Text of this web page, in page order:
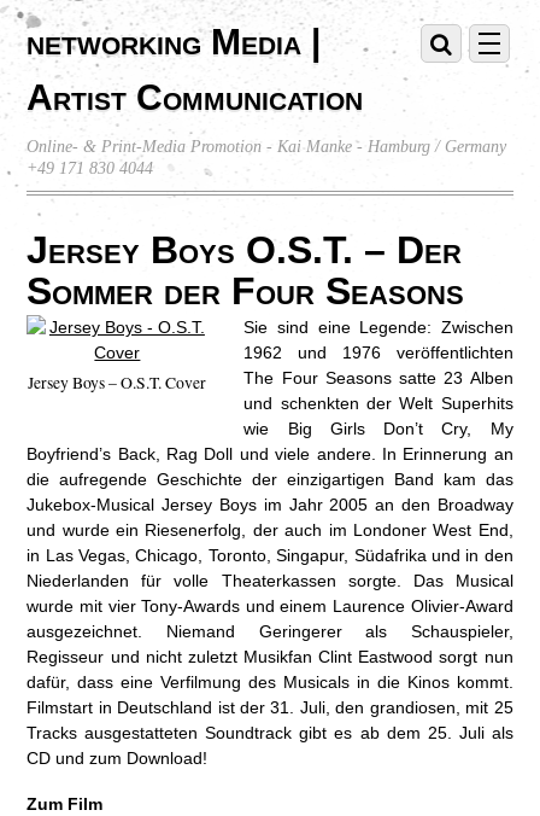
networking Media |
Artist Communication
Online- & Print-Media Promotion - Kai Manke - Hamburg / Germany
+49 171 830 4044
Jersey Boys O.S.T. – Der
Sommer der Four Seasons
Jersey Boys – O.S.T. Cover
Sie sind eine Legende: Zwischen
1962 und 1976 veröffentlichten
The Four Seasons satte 23 Alben
und schenkten der Welt Superhits
wie Big Girls Don’t Cry, My
Boyfriend’s Back, Rag Doll und viele andere. In Erinnerung an
die aufregende Geschichte der einzigartigen Band kam das
Jukebox-Musical Jersey Boys im Jahr 2005 an den Broadway
und wurde ein Riesenerfolg, der auch im Londoner West End,
in Las Vegas, Chicago, Toronto, Singapur, Südafrika und in den
Niederlanden für volle Theaterkassen sorgte. Das Musical
wurde mit vier Tony-Awards und einem Laurence Olivier-Award
ausgezeichnet. Niemand Geringerer als Schauspieler,
Regisseur und nicht zuletzt Musikfan Clint Eastwood sorgt nun
dafür, dass eine Verfilmung des Musicals in die Kinos kommt.
Filmstart in Deutschland ist der 31. Juli, den grandiosen, mit 25
Tracks ausgestatteten Soundtrack gibt es ab dem 25. Juli als
CD und zum Download!
Zum Film